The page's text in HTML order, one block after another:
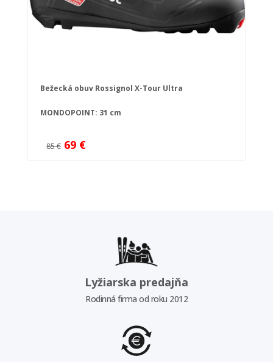
Bežecká obuv Rossignol X-Tour Ultra
MONDOPOINT: 31 cm
85 € 69 €
Lyžiarska predajňa
Rodinná firma od roku 2012